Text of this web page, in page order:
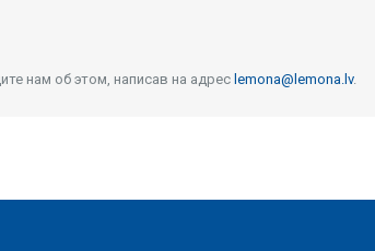
нам об этом, написав на адрес lemona@lemona.lv.